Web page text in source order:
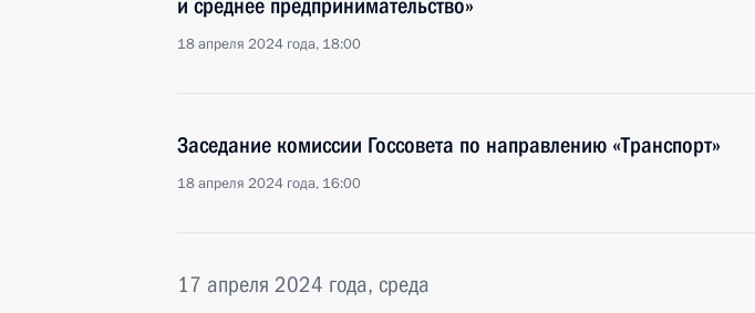
и среднее предпринимательство»
18 апреля 2024 года, 18:00
Заседание комиссии Госсовета по направлению «Транспорт»
18 апреля 2024 года, 16:00
17 апреля 2024 года, среда